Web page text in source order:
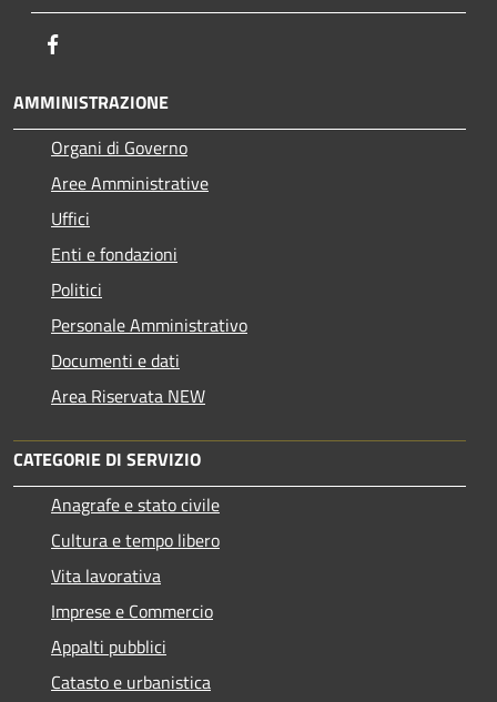
AMMINISTRAZIONE
Organi di Governo
Aree Amministrative
Uffici
Enti e fondazioni
Politici
Personale Amministrativo
Documenti e dati
Area Riservata NEW
CATEGORIE DI SERVIZIO
Anagrafe e stato civile
Cultura e tempo libero
Vita lavorativa
Imprese e Commercio
Appalti pubblici
Catasto e urbanistica